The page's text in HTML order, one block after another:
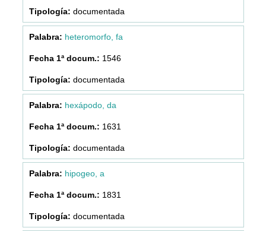
documentada
heteromorfo, fa
1546
documentada
hexápodo, da
1631
documentada
hipogeo, a
1831
documentada